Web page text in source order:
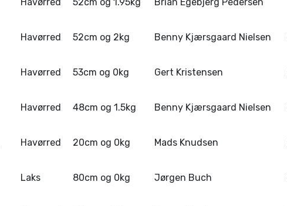
Havørred 52cm og 2kg Benny Kjærsgaard Nielsen
Havørred 53cm og 0kg Gert Kristensen
Havørred 48cm og 1.5kg Benny Kjærsgaard Nielsen
Havørred 20cm og 0kg Mads Knudsen
Laks 80cm og 0kg Jørgen Buch